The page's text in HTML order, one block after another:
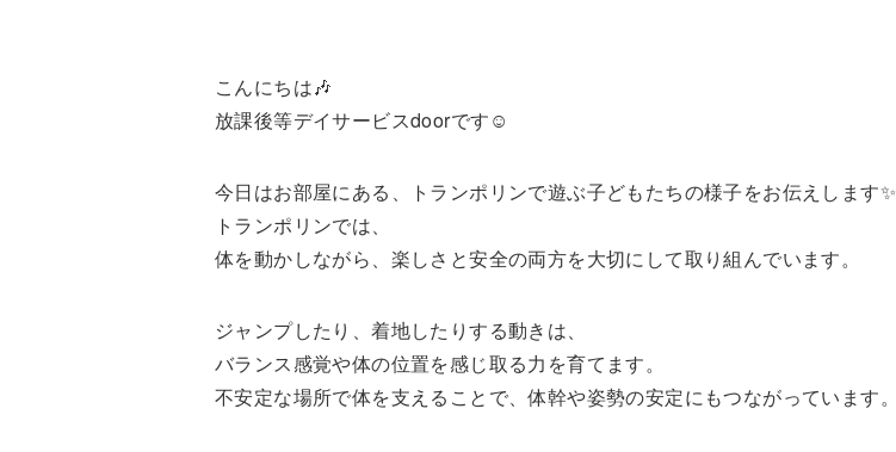
こんにちは🎶
放課後等デイサービスdoorです☺️
今日はお部屋にある、トランポリンで遊ぶ子どもたちの様子をお伝えします✨️
トランポリンでは、
体を動かしながら、楽しさと安全の両方を大切にして取り組んでいます。
ジャンプしたり、着地したりする動きは、
バランス感覚や体の位置を感じ取る力を育てます。
不安定な場所で体を支えることで、体幹や姿勢の安定にもつながっています。